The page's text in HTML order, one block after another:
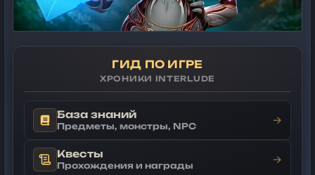
ГИД ПО ИГРЕ
ХРОНИКИ INTERLUDE
База знаний
Предметы, монстры, NPC →
Квесты
Прохождения и награды →